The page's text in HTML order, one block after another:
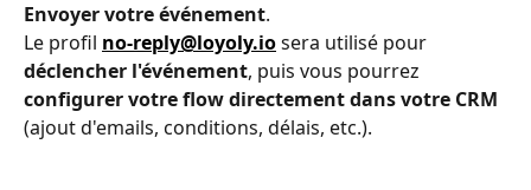
Envoyer votre événement.
Le profil no-reply@loyoly.io sera utilisé pour
déclencher l'événement, puis vous pourrez
configurer votre flow directement dans votre CRM
(ajout d'emails, conditions, délais, etc.).